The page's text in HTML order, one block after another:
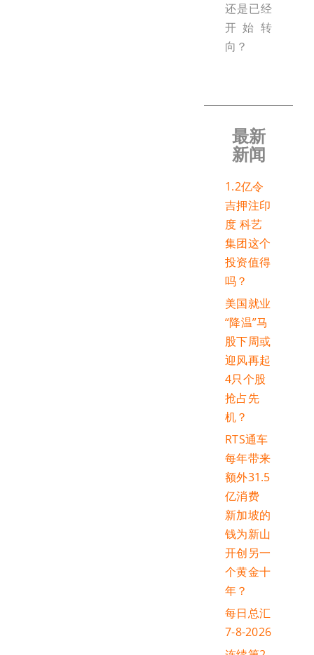
还是已经
开始转
向？
最新
新闻
1.2亿令
吉押注印
度 科艺
集团这个
投资值得
吗？
美国就业
“降温”马
股下周或
迎风再起
4只个股
抢占先
机？
RTS通车
每年带来
额外31.5
亿消费
新加坡的
钱为新山
开创另一
个黄金十
年？
每日总汇
7-8-2026